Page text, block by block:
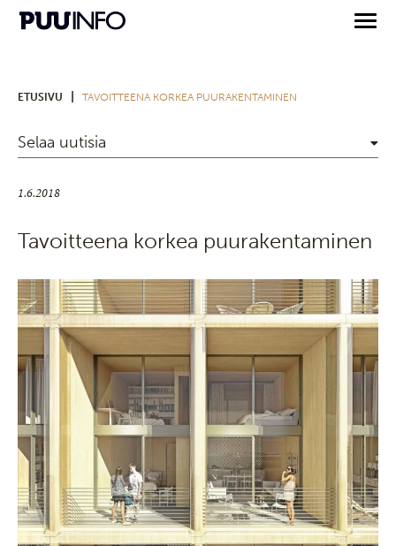
ETUSIVU TAVOITTEENA KORKEA PUURAKENTAMINEN
Selaa uutisia
1.6.2018
Tavoitteena korkea puurakentaminen